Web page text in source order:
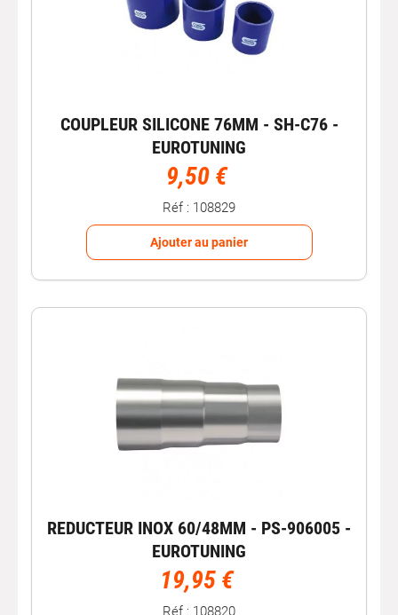
COUPLEUR SILICONE 76MM - SH-C76 -
EUROTUNING
9,50 €
Réf : 108829
Ajouter au panier
REDUCTEUR INOX 60/48MM - PS-906005 -
EUROTUNING
19,95 €
Réf : 108820